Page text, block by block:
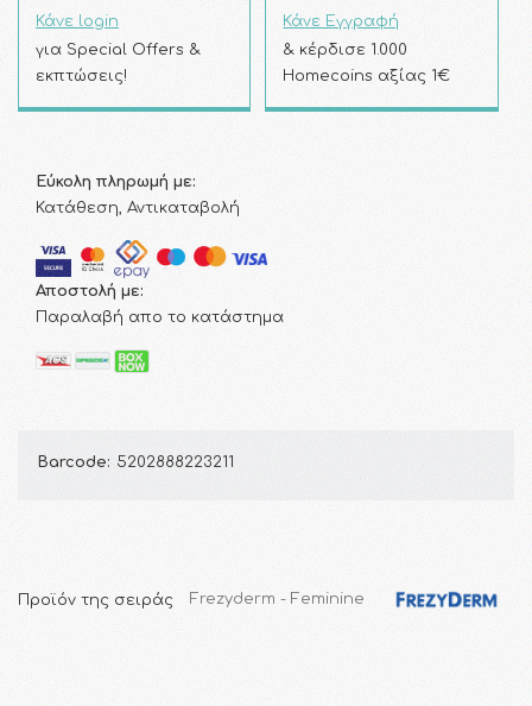
Κάνε login
για Special Offers &
εκπτώσεις!
Κάνε Εγγραφή
& κέρδισε 1.000
Homecoins αξίας 1€
Εύκολη πληρωμή με:
Κατάθεση, Αντικαταβολή
Αποστολή με:
Παραλαβή απο το κατάστημα
Barcode: 5202888223211
Προϊόν της σειράς Frezyderm - Feminine